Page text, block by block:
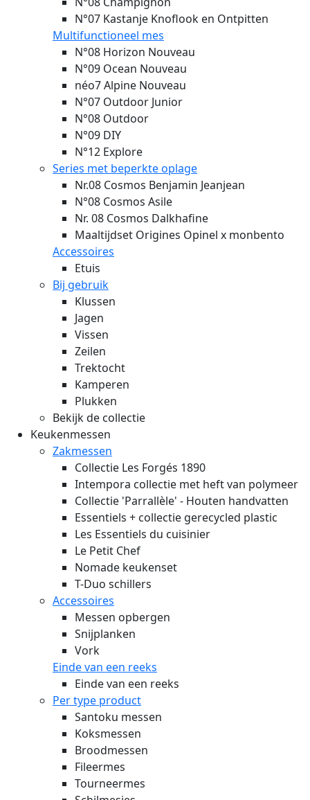
N°07 Kastanje Knoflook en Ontpitten
Multifunctioneel mes
N°08 Horizon Nouveau
N°09 Ocean Nouveau
néo7 Alpine Nouveau
N°07 Outdoor Junior
N°08 Outdoor
N°09 DIY
N°12 Explore
Series met beperkte oplage
Nr.08 Cosmos Benjamin Jeanjean
N°08 Cosmos Asile
Nr. 08 Cosmos Dalkhafine
Maaltijdset Origines Opinel x monbento
Accessoires
Etuis
Bij gebruik
Klussen
Jagen
Vissen
Zeilen
Trektocht
Kamperen
Plukken
Bekijk de collectie
Keukenmessen
Zakmessen
Collectie Les Forgés 1890
Intempora collectie met heft van polymeer
Collectie 'Parrallèle' - Houten handvatten
Essentiels + collectie gerecycled plastic
Les Essentiels du cuisinier
Le Petit Chef
Nomade keukenset
T-Duo schillers
Accessoires
Messen opbergen
Snijplanken
Vork
Einde van een reeks
Einde van een reeks
Per type product
Santoku messen
Koksmessen
Broodmessen
Fileermes
Tourneermes